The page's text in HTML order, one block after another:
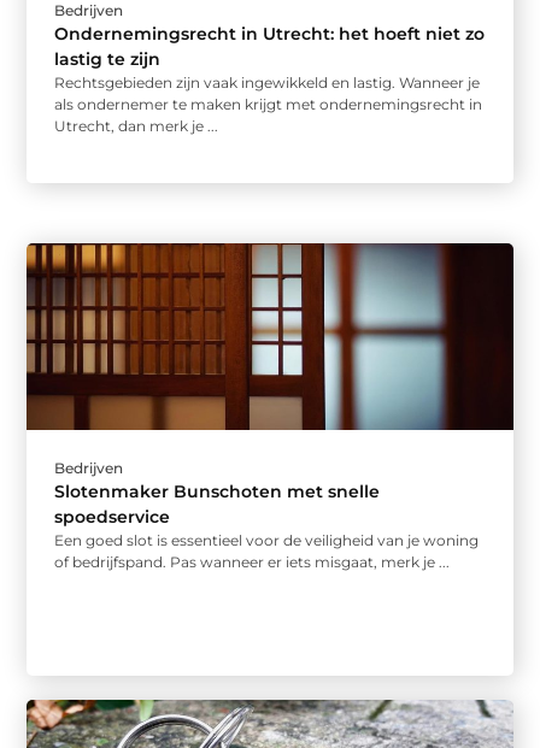
Bedrijven
Ondernemingsrecht in Utrecht: het hoeft niet zo
lastig te zijn
Rechtsgebieden zijn vaak ingewikkeld en lastig. Wanneer je
als ondernemer te maken krijgt met ondernemingsrecht in
Utrecht, dan merk je ...
Bedrijven
Slotenmaker Bunschoten met snelle
spoedservice
Een goed slot is essentieel voor de veiligheid van je woning
of bedrijfspand. Pas wanneer er iets misgaat, merk je ...